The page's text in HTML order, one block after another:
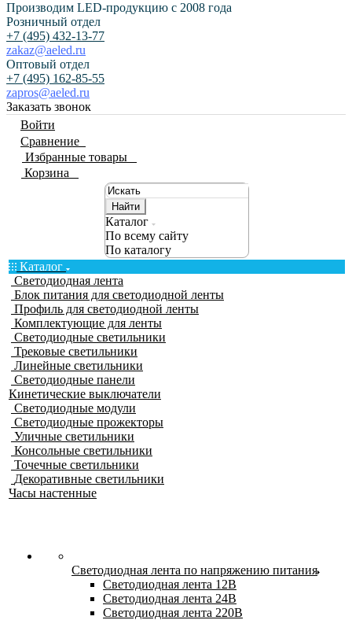
Производим LED-продукцию с 2008 года
Розничный отдел
+7 (495) 432-13-77
zakaz@aeled.ru
Оптовый отдел
+7 (495) 162-85-55
zapros@aeled.ru
Заказать звонок
Войти
Сравнение
Избранные товары
Корзина
Найти
Каталог
По всему сайту
По каталогу
Каталог
Светодиодная лента
Блок питания для светодиодной ленты
Профиль для светодиодной ленты
Комплектующие для ленты
Светодиодные светильники
Трековые светильники
Линейные светильники
Светодиодные панели
Кинетические выключатели
Светодиодные модули
Светодиодные прожекторы
Уличные светильники
Консольные светильники
Точечные светильники
Декоративные светильники
Часы настенные
Светодиодная лента по напряжению питания
Светодиодная лента 12В
Светодиодная лента 24В
Светодиодная лента 220В